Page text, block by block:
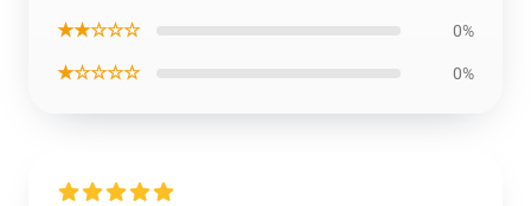
★★☆☆☆ 0%
★☆☆☆☆ 0%